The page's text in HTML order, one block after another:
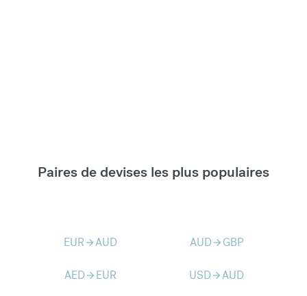
Paires de devises les plus populaires
EURarrow_forwardAUD AUDarrow_forward GBP
AEDarrow_forward EUR USDarrow_forwardAUD